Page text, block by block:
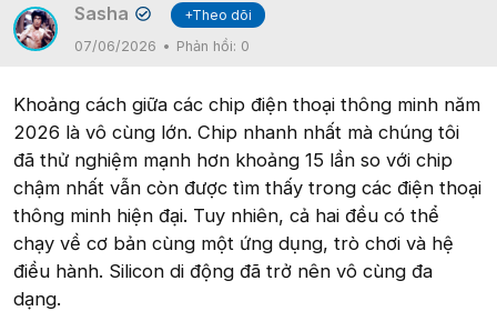
Sasha ✔
+Theo dõi
07/06/2026
Phản hồi: 0
Khoảng cách giữa các chip điện thoại thông minh năm
2026 là vô cùng lớn. Chip nhanh nhất mà chúng tôi
đã thử nghiệm mạnh hơn khoảng 15 lần so với chip
chậm nhất vẫn còn được tìm thấy trong các điện thoại
thông minh hiện đại. Tuy nhiên, cả hai đều có thể
chạy về cơ bản cùng một ứng dụng, trò chơi và hệ
điều hành. Silicon di động đã trở nên vô cùng đa
dạng.